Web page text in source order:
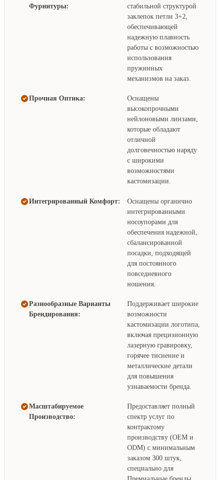
Фурнитуры:
стабильной структурой
заклепок петли 3+2,
обеспечивающей
надежную плавность
работы с возможностью
использования
пружинных
механизмов на заказ.
Прочная Оптика:
Оснащены
высокопрочными
нейлоновыми линзами,
которые обладают
отличной
долговечностью наряду
с широкими
возможностями
кастомизации.
Интегрированный Комфорт:
Оснащены органично
интегрированными
носоупорами для
обеспечения надежной,
сбалансированной
посадки, подходящей
для постоянного
повседневного
ношения.
Разнообразные Варианты
Брендирования:
Поддерживает широкие
возможности
кастомизации логотипа,
включая прецизионную
лазерную гравировку,
горячее тиснение и
металлические детали
для повышения
узнаваемости бренда.
Масштабируемое
Производство:
Предоставляет полный
спектр услуг по
контрактому
производству (OEM и
ODM) с минимальным
заказом 300 штук,
специально для